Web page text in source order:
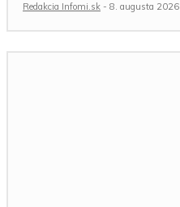
Redakcia Infomi.sk - 8. augusta 2026